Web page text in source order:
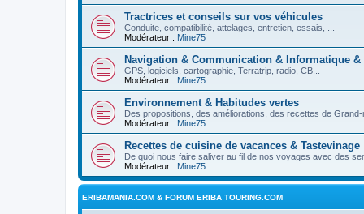
Tractrices et conseils sur vos véhicules
Conduite, compatibilité, attelages, entretien, essais, ...
Modérateur : Mine75
Navigation & Communication & Informatique &
GPS, logiciels, cartographie, Terratrip, radio, CB...
Modérateur : Mine75
Environnement & Habitudes vertes
Des propositions, des améliorations, des recettes de Grand-
Modérateur : Mine75
Recettes de cuisine de vacances & Tastevinage
De quoi nous faire saliver au fil de nos voyages avec des
Modérateur : Mine75
ERIBAMANIA.COM & FORUM ERIBA TOURING.COM